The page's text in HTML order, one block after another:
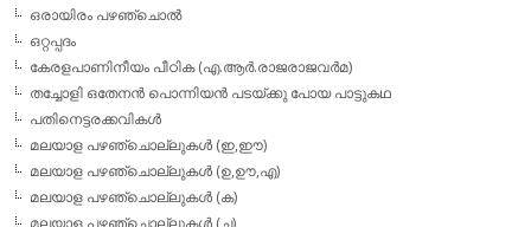
ഒരായിരം പഴഞ്ചൊല്‍
ഒറ്റപ്പദം
കേരളപാണിനീയം പീഠിക (എ.ആര്‍.രാജരാജവര്‍മ)
തച്ചോളി ഒതേനൻ പൊന്നിയൻ പടയ്‌ക്കു പോയ പാട്ടുകഥ
പതിനെട്ടരക്കവികള്‍
മലയാള പഴഞ്ചൊല്ലുകള്‍ (ഇ,ഈ)
മലയാള പഴഞ്ചൊല്ലുകള്‍ (ഉ,ഊ,എ)
മലയാള പഴഞ്ചൊല്ലുകള്‍ (ക)
മലയാള പഴഞ്ചൊല്ലുകള്‍ (ച)